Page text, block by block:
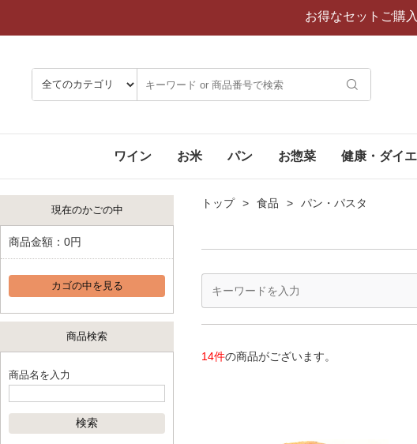
お得なセットご購入
ワイン お米 パン お惣菜 健康・ダイ
現在のかごの中
商品金額： 0円
カゴの中を見る
商品検索
商品名を入力
トップ 食品 パン・パスタ
14件の商品がございます。